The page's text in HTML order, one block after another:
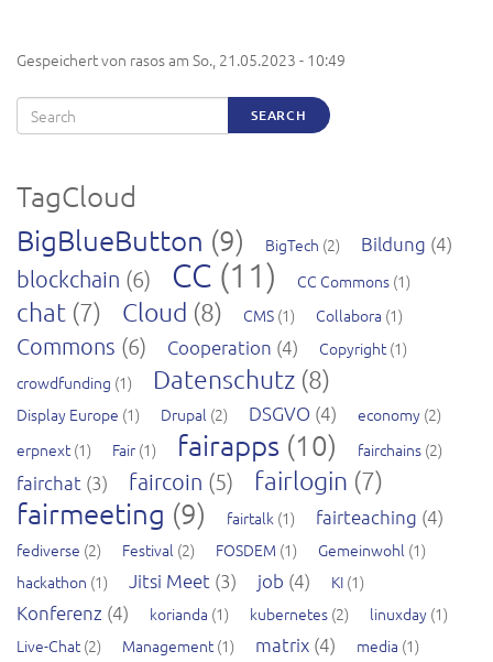
Gespeichert von rasosam So., 21.05.2023 - 10:49
Search SEARCH
TagCloud
BigBlueButton (9) BigTech (2) Bildung (4)
blockchain (6) CC (11) CC Commons (1)
chat (7) Cloud (8) CMS (1) Collabora (1)
Commons (6) Cooperation (4) Copyright(1)
crowdfunding (1) Datenschutz (8)
Display Europe (1) Drupal (2) DSGVO (4) economy (2)
erpnext(1) Fair (1) fairapps (10) fairchains (2)
fairchat (3) faircoin (5) fairlogin (7)
fairmeeting (9) fairtalk (1) fairteaching (4)
fediverse (2) Festival (2) FOSDEM (1) Gemeinwohl (1)
hackathon (1) Jitsi Meet (3) job (4) KI (1)
Konferenz (4) korianda (1) kubernetes (2) linuxday (1)
Live-Chat(2) Management(1) matrix (4) media (1)